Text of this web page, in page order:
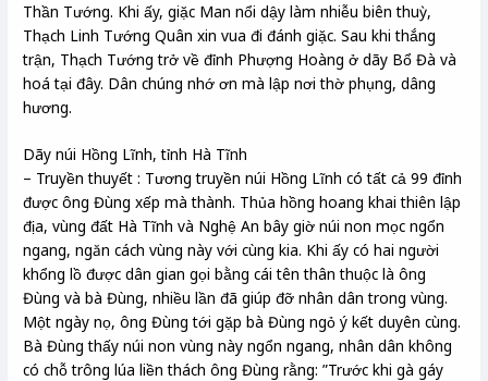
Thần Tướng. Khi ấy, giặc Man nổi dậy làm nhiễu biên thuỳ,
Thạch Linh Tướng Quân xin vua đi đánh giặc. Sau khi thắng
trận, Thạch Tướng trở về đỉnh Phượng Hoàng ở dãy Bổ Đà và
hoá tại đây. Dân chúng nhớ ơn mà lập nơi thờ phụng, dâng
hương.
Dãy núi Hồng Lĩnh, tỉnh Hà Tĩnh
– Truyền thuyết : Tương truyền núi Hồng Lĩnh có tất cả 99 đỉnh
được ông Đùng xếp mà thành. Thủa hồng hoang khai thiên lập
địa, vùng đất Hà Tĩnh và Nghệ An bây giờ núi non mọc ngổn
ngang, ngăn cách vùng này với cùng kia. Khi ấy có hai người
khổng lồ được dân gian gọi bằng cái tên thân thuộc là ông
Đùng và bà Đùng, nhiều lần đã giúp đỡ nhân dân trong vùng.
Một ngày nọ, ông Đùng tới gặp bà Đùng ngỏ ý kết duyên cùng.
Bà Đùng thấy núi non vùng này ngổn ngang, nhân dân không
có chỗ trông lúa liền thách ông Đùng rằng: ”Trước khi gà gáy